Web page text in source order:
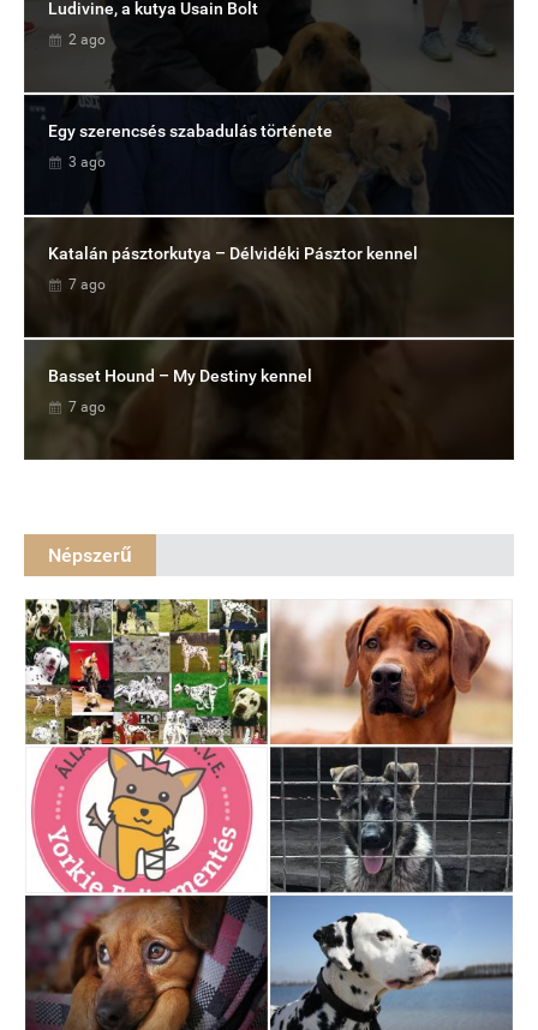
Ludivine, a kutya Usain Bolt
2 ago
Egy szerencsés szabadulás története
3 ago
Katalán pásztorkutya – Délvidéki Pásztor kennel
7 ago
Basset Hound – My Destiny kennel
7 ago
Népszerű